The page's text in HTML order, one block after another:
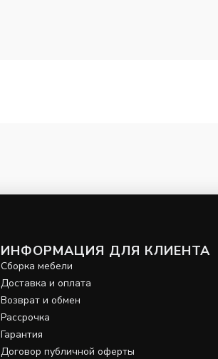
ИНФОРМАЦИЯ ДЛЯ КЛИЕНТА
Сборка мебели
Доставка и оплата
Возврат и обмен
Рассрочка
Гарантия
Договор публичной оферты